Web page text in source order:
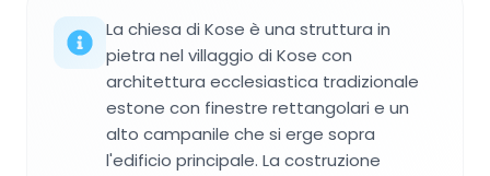
La chiesa di Kose è una struttura in
pietra nel villaggio di Kose con
architettura ecclesiastica tradizionale
estone con finestre rettangolari e un
alto campanile che si erge sopra
l'edificio principale. La costruzione